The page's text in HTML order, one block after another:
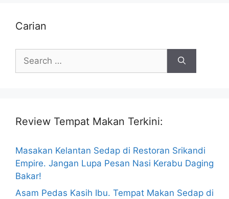
Carian
for:
Review Tempat Makan Terkini:
Masakan Kelantan Sedap di Restoran Srikandi
Empire. Jangan Lupa Pesan Nasi Kerabu Daging
Bakar!
Asam Pedas Kasih Ibu. Tempat Makan Sedap di